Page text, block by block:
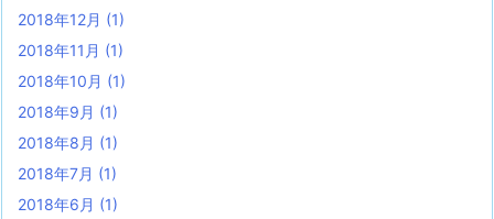
2018年12月 (1)
2018年11月 (1)
2018年10月 (1)
2018年9月 (1)
2018年8月 (1)
2018年7月 (1)
2018年6月 (1)